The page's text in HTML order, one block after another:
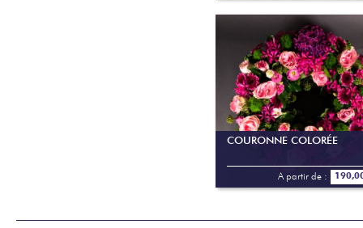
COURONNE COLORÉE
A partir de :